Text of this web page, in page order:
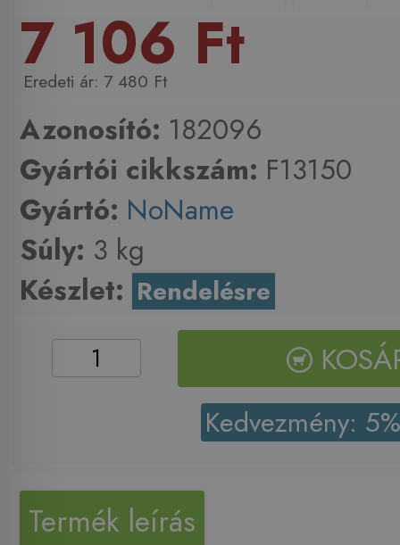
7 106 Ft
7 480 Ft
Azonosító: 182096
Gyártói cikkszám: F13150
Gyártó: NoName
Súly: 3 kg
Készlet: Rendelésre
Kedvezmény:
Termék leírás